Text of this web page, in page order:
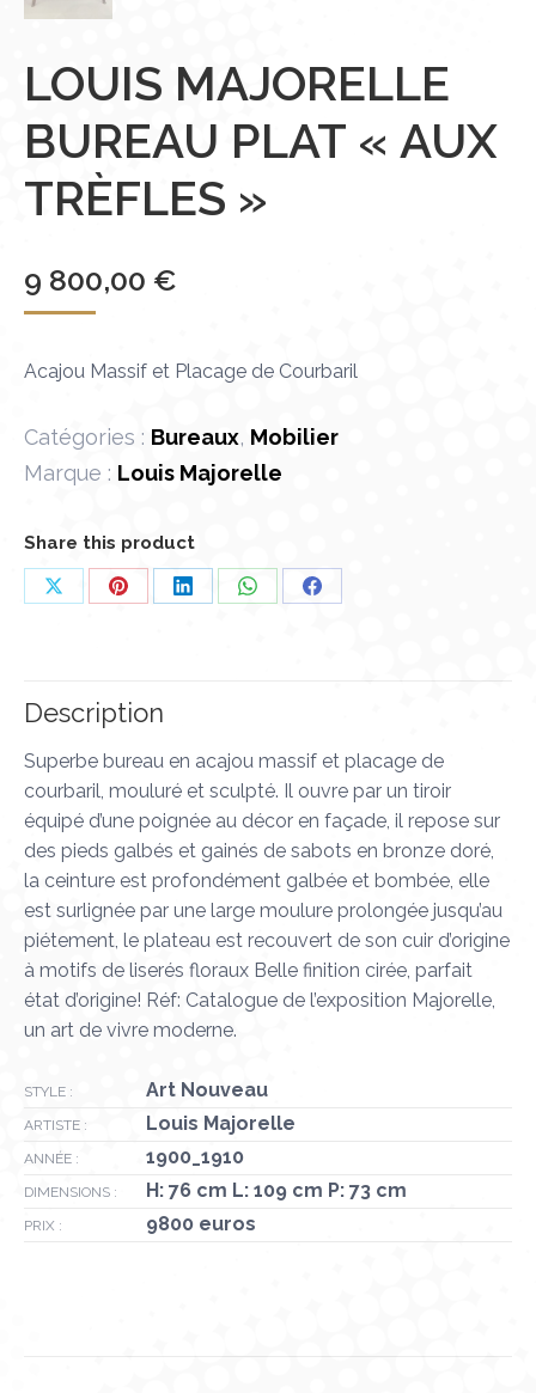
LOUIS MAJORELLE
BUREAU PLAT « AUX
TRÈFLES »
9 800,00 €
Acajou Massif et Placage de Courbaril
Catégories : Bureaux, Mobilier
Marque : Louis Majorelle
Share this product
PartagerPartagerPartagerPartagerPartager
Description
Superbe bureau en acajou massif et placage de
courbaril, mouluré et sculpté. Il ouvre par un tiroir
équipé d’une poignée au décor en façade, il repose sur
des pieds galbés et gainés de sabots en bronze doré,
la ceinture est profondément galbée et bombée, elle
est surlignée par une large moulure prolongée jusqu’au
piétement, le plateau est recouvert de son cuir d’origine
à motifs de liserés floraux Belle finition cirée, parfait
état d’origine! Réf: Catalogue de l’exposition Majorelle,
un art de vivre moderne.
STYLE : Art Nouveau
ARTISTE : Louis Majorelle
ANNÉE : 1900_1910
DIMENSIONS : H: 76 cm L: 109 cm P: 73 cm
PRIX : 9800 euros